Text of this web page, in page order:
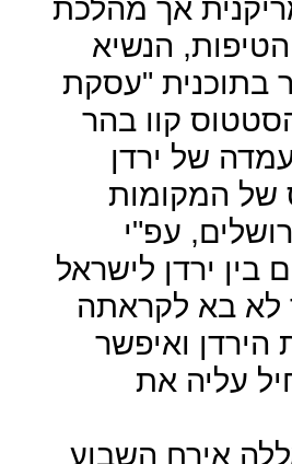
אך מהלכת
הטיפות, הנשיא
"עסקת
קוו בהר
של ירדן
של המקומות
עפ"י
ירדן לישראל
אך לא בא לקראתה
ואיפשר
עליה את
אירח השבוע